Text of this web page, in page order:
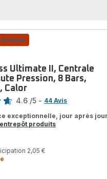
France
Ultimate II, Centrale
Pression, 8 Bars,
Calor
4.6 /5 - 44 Avis
exceptionnelle, jour après jour
produits
2,05 €